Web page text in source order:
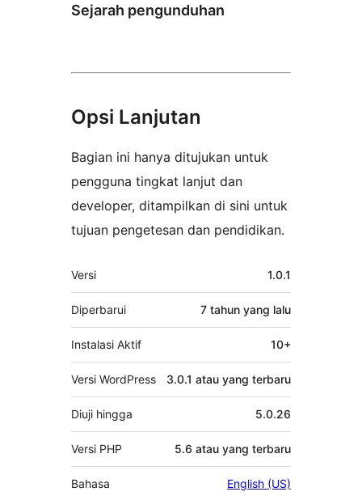
Sejarah pengunduhan
Opsi Lanjutan
Bagian ini hanya ditujukan untuk
pengguna tingkat lanjut dan
developer, ditampilkan di sini untuk
tujuan pengetesan dan pendidikan.
Meta
Versi 1.0.1
Diperbarui 7 tahun yang lalu
Instalasi Aktif 10+
Versi WordPress 3.0.1 atau yang terbaru
Diuji hingga 5.0.26
Versi PHP 5.6 atau yang terbaru
Bahasa English (US)